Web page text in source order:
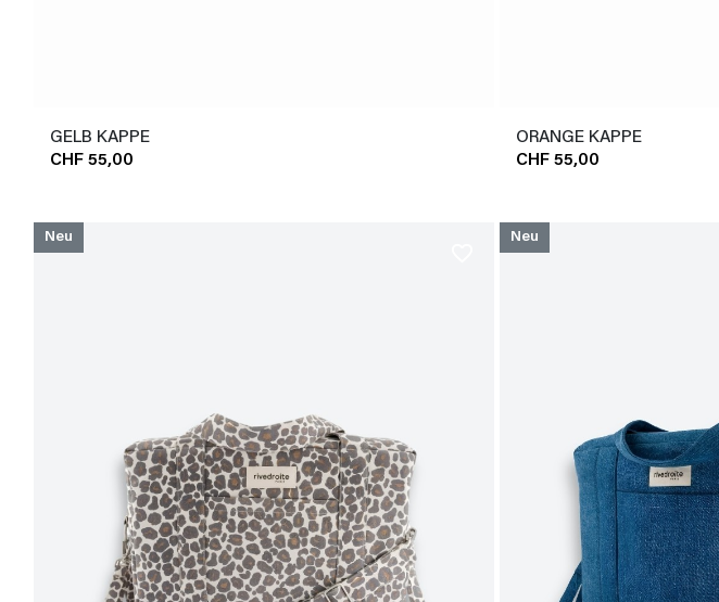
GELB KAPPE
CHF 55,00
ORANGE KAPPE
CHF 55,00
Neu Neu